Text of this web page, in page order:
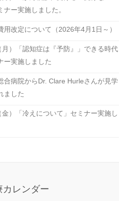
ナー実施しました。
用改定について（2026年4月1日～）
月）「認知症は『予防』」できる時代
ー実施しました
合病院からDr. Clare Hurleさんが見学
ました
金）「冷えについて」セミナー実施し
カレンダー